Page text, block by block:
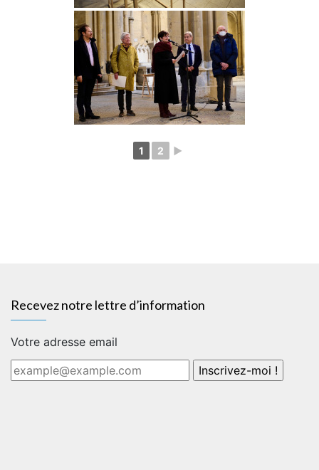
1 2 ►
Recevez notre lettre d’information
Votre adresse email